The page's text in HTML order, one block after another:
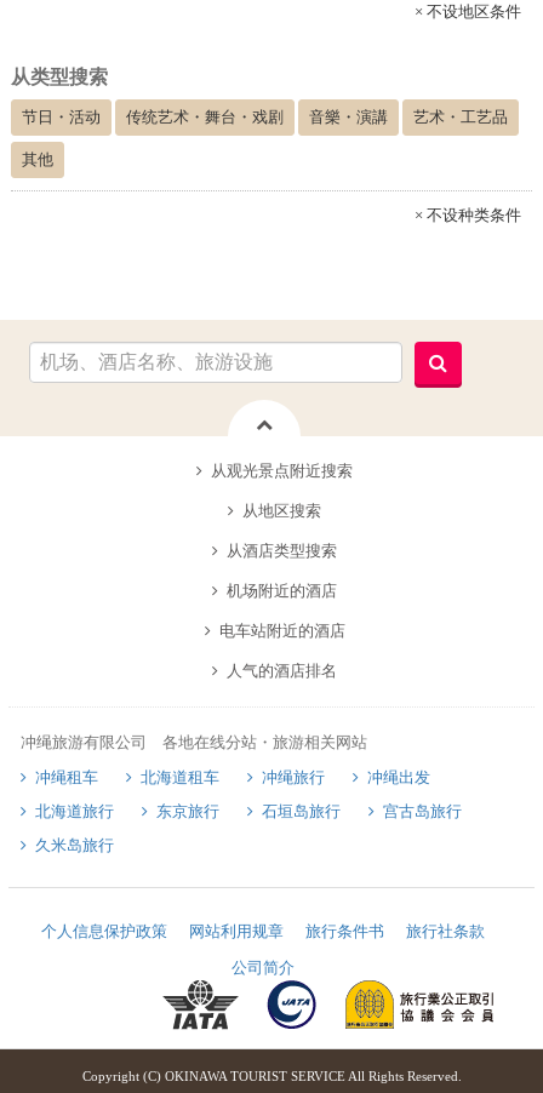
× 不设地区条件
从类型搜索
节日・活动 传统艺术・舞台・戏剧 音樂・演講 艺术・工艺品
其他
× 不设种类条件
从观光景点附近搜索
从地区搜索
从酒店类型搜索
机场附近的酒店
电车站附近的酒店
人气的酒店排名
冲绳旅游有限公司 各地在线分站・旅游相关网站
冲绳租车
北海道租车 冲绳旅行
冲绳出发
北海道旅行
东京旅行 石垣岛旅行
宫古岛旅行
久米岛旅行
个人信息保护政策 网站利用规章 旅行条件书
旅行社条款
公司简介
Copyright (C) OKINAWA TOURIST SERVICE All Rights Reserved.